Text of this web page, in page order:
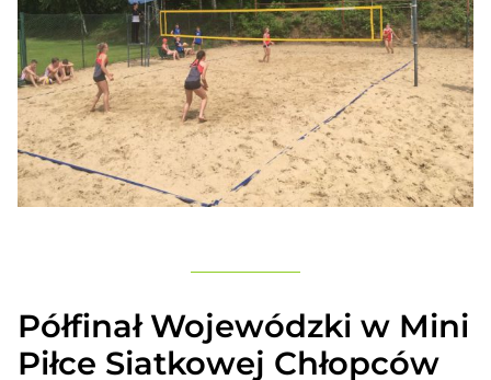
Półfinał Wojewódzki w Mini
Piłce Siatkowej Chłopców